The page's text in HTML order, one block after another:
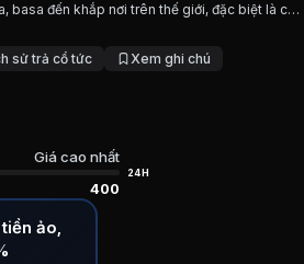
Việt An là tiền thân của Công
AVF
basa đến khắp nơi trên thế giới, đặc biệt là các
sử trả cổ tức
Xem ghi chú
Giá cao nhất
400
24H
ảo,